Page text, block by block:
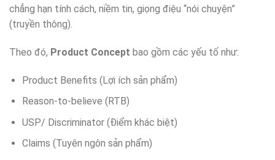
chẳng hạn tính cách, niềm tin, giọng điệu “nói chuyện”
(truyền thông).
Theo đó, Product Concept bao gồm các yếu tố như:
Product Benefits (Lợi ích sản phẩm)
Reason-to-believe (RTB)
USP/ Discriminator (Điểm khác biệt)
Claims (Tuyên ngôn sản phẩm)